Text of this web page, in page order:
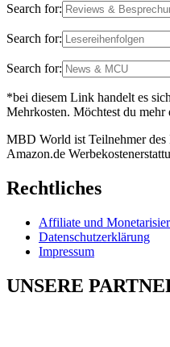
Search for:
Search for:
Search for:
*bei diesem Link handelt es
Mehrkosten. Möchtest du
MBD World ist Teilnehmer des
Amazon.de
Rechtliches
Affiliate und
Datenschutzerklärung
Impressum
UNSERE